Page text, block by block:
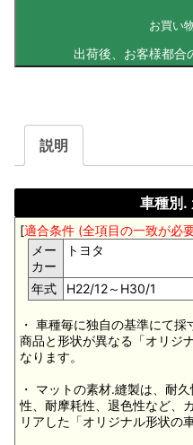
お買い
説明
車種別.
[適合条件 (全項目の一致が必
メー
カー
トヨタ
年式 H22/12～H30/1
・ 車種毎に独自の基準にて
商品と形状が異なる「オリジ
なります。
・ マットの素材.縫製は、耐
性、耐摩耗性、退色性など、
リアした「オリジナル形状の